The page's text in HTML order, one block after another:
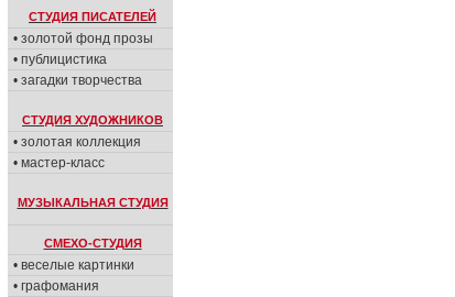
СТУДИЯ ПИСАТЕЛЕЙ
• золотой фонд прозы
• публицистика
• загадки творчества
СТУДИЯ ХУДОЖНИКОВ
• золотая коллекция
• мастер-класс
МУЗЫКАЛЬНАЯ СТУДИЯ
СМЕХО-СТУДИЯ
• веселые картинки
• графомания